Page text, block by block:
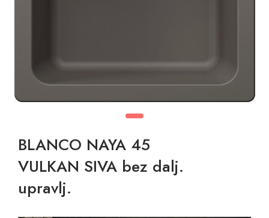
BLANCO NAYA 45
VULKAN SIVA bez dalj.
upravlj.